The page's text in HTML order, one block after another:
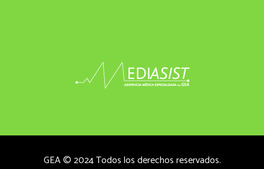
GEA © 2024 Todos los derechos reservados.